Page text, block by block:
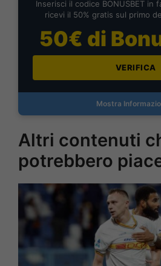
Inserisci il codice BONUSBET in
ricevi il 50% gratis sul primo
50€ di
VERIFICA
Mostra
Altri contenuti
potrebbero